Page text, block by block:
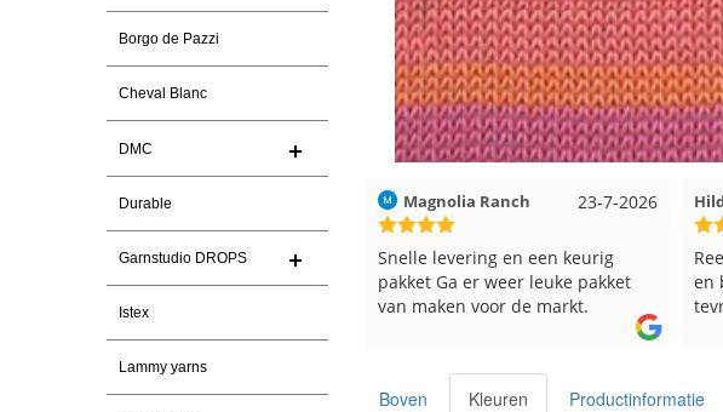
Borgo de Pazzi
Cheval Blanc
DMC
Durable
Garnstudio DROPS
Istex
Lammy yarns
Christel Vanderlinden
Snelle levering. En prima garen
23-7-2026
Magnolia Ranch
Snelle levering en een keurig
pakket Ga er weer leuke pakket
van maken voor de markt.
en
Boven Kleuren Productinformatie